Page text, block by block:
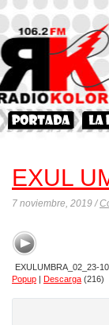
EXUL
7 noviembre, 2019 /
EXULUMBRA_02_23-
Popup | Descarga (216)